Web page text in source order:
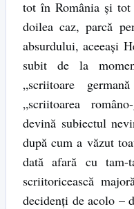
tot în România și
doilea caz, parcă
absurdului, aceeași
subit de la
„scriitoare
„scriitoarea
devină subiectul
după cum a văzut
dată afară cu tam-
scriitoricească
decidenți de acolo –